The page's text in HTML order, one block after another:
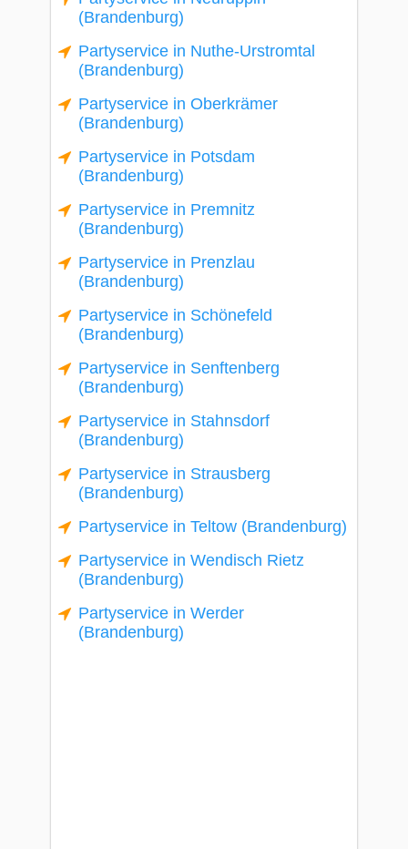
(Brandenburg)
Partyservice in Nuthe-Urstromtal
(Brandenburg)
Partyservice in Oberkrämer
(Brandenburg)
Partyservice in Potsdam
(Brandenburg)
Partyservice in Premnitz
(Brandenburg)
Partyservice in Prenzlau
(Brandenburg)
Partyservice in Schönefeld
(Brandenburg)
Partyservice in Senftenberg
(Brandenburg)
Partyservice in Stahnsdorf
(Brandenburg)
Partyservice in Strausberg
(Brandenburg)
Partyservice in Teltow (Brandenburg)
Partyservice in Wendisch Rietz
(Brandenburg)
Partyservice in Werder
(Brandenburg)